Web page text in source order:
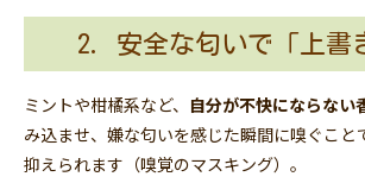
2. 安全な匂いで「上書
ミントや柑橘系など、 自分が不快にならない
み込ませ、嫌な匂いを感じた瞬間に嗅ぐこと
抑えられます（嗅覚のマスキング）。